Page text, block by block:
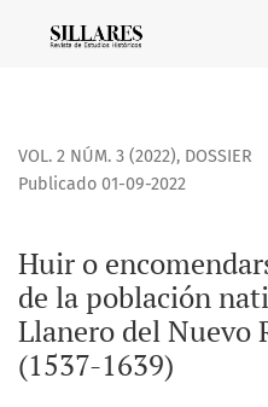
Huir o encomendarse: el
VOL. 2 NÚM. 3 (2022), DOSSIER
Huir o
de la población
Llanero del Nuevo
(1537-1639)
Publicado 01-09-2022